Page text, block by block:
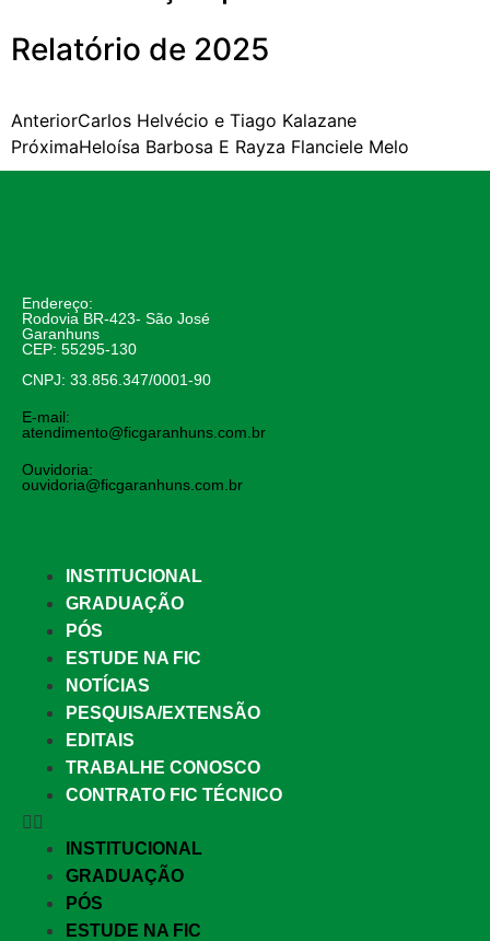
Relatório de 2025
AnteriorCarlos Helvécio e Tiago Kalazane
PróximaHeloísa Barbosa E Rayza Flanciele Melo
Endereço:
Rodovia BR-423- São José
Garanhuns
CEP: 55295-130
CNPJ: 33.856.347/0001-90
E-mail:
atendimento@ficgaranhuns.com.br
Ouvidoria:
ouvidoria@ficgaranhuns.com.br
INSTITUCIONAL
GRADUAÇÃO
PÓS
ESTUDE NA FIC
NOTÍCIAS
PESQUISA/EXTENSÃO
EDITAIS
TRABALHE CONOSCO
CONTRATO FIC TÉCNICO
INSTITUCIONAL
GRADUAÇÃO
PÓS
ESTUDE NA FIC